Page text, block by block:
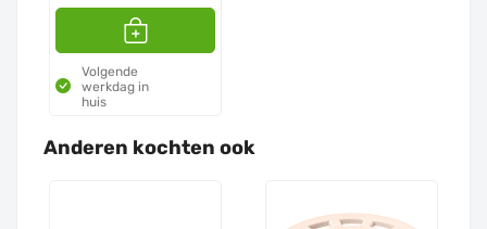
Volgende
werkdag in
huis
Anderen kochten ook